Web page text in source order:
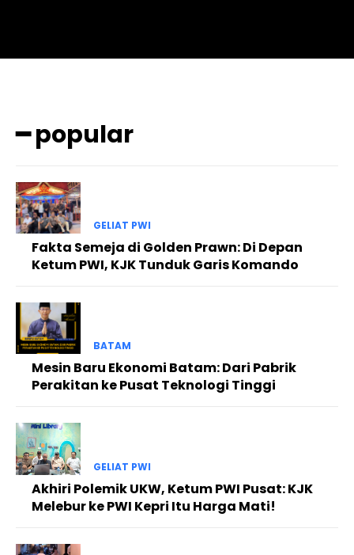
━ popular
GELIAT PWI
Fakta Semeja di Golden Prawn: Di Depan
Ketum PWI, KJK Tunduk Garis Komando
BATAM
Mesin Baru Ekonomi Batam: Dari Pabrik
Perakitan ke Pusat Teknologi Tinggi
GELIAT PWI
Akhiri Polemik UKW, Ketum PWI Pusat: KJK
Melebur ke PWI Kepri Itu Harga Mati!